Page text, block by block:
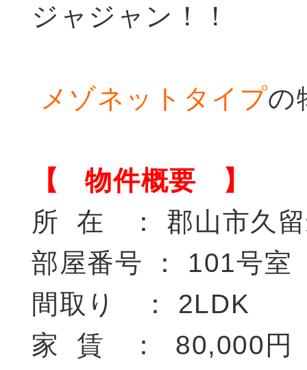
ジャジャン！！
メゾネットタイプの
【 物件概要 】
所 在 ： 郡山市久
部屋番号 ： 101号室
間取り ： 2LDK
家 賃 ： 80,000円